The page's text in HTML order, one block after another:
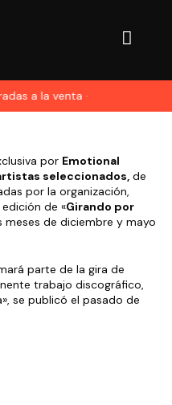
a la venta ·
por Emotional
seleccionados, de
por la organización,
de «Girando por
meses de diciembre y mayo
parte de la gira de
trabajo discográfico,
se publicó el pasado de